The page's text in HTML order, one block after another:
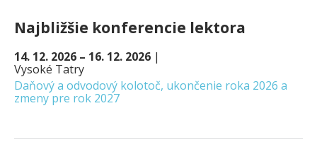
Najbližšie konferencie lektora
14. 12. 2026 – 16. 12. 2026 |
Vysoké Tatry
Daňový a odvodový kolotoč, ukončenie roka 2026 a
zmeny pre rok 2027